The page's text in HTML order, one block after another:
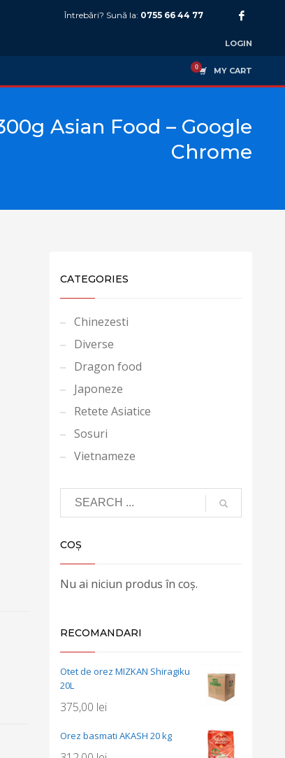
Întrebări? Sună la: 0755 66 44 77
LOGIN
MY CART
Asian Food – Google
Chrome
CATEGORIES
Chinezesti
Diverse
Dragon food
Japoneze
Retete Asiatice
Sosuri
Vietnameze
COȘ
Nu ai niciun produs în coș.
RECOMANDARI
Otet de orez MIZKAN Shiragiku
20L
375,00 lei
Orez basmati AKASH 20 kg